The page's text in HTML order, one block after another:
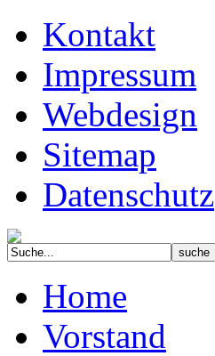
Kontakt
Impressum
Webdesign
Sitemap
Datenschutz
Home
Vorstand